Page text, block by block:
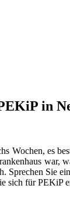
in
Wochen, es
war,
Sprechen Sie
sich für PEKiP